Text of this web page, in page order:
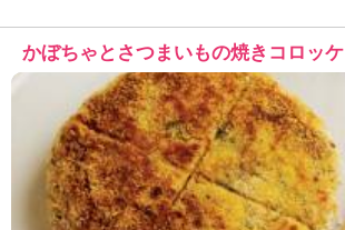
かぼちゃとさつまいもの焼きコロッケ